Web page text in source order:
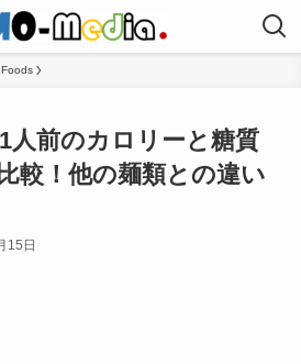
人前のカロリーと糖質
較！他の麺類との違い
15日